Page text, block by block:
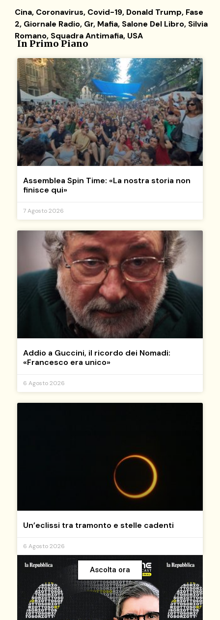
Cina, Coronavirus, Covid-19, Donald Trump, Fase
2, Giornale Radio, Gr, Mafia, Salone Del Libro, Silvia
Romano, Squadra Antimafia, USA
In Primo Piano
Assemblea Spin Time: «La nostra storia non
finisce qui»
7 Agosto 2026
Addio a Guccini, il ricordo dei Nomadi:
«Francesco era unico»
6 Agosto 2026
Un’eclissi tra tramonto e stelle cadenti
6 Agosto 2026
Ascolta ora